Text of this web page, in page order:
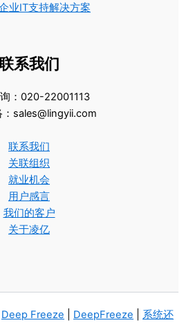
业IT支持解决方案
系我们
：020-22001113
：sales@lingyii.com
联系我们
关联组织
就业机会
用户感言
我们的客户
关于凌亿
Deep Freeze DeepFreeze
系统还